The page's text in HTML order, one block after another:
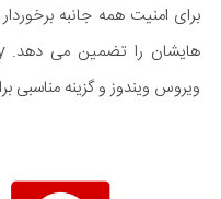
برای امنیت همه جانبه
ویروس ویندوز و گزینه مناسبی